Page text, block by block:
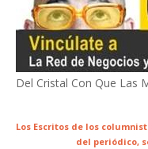
Del Cristal Con Que Las
Los Escritos de los
del periódico,